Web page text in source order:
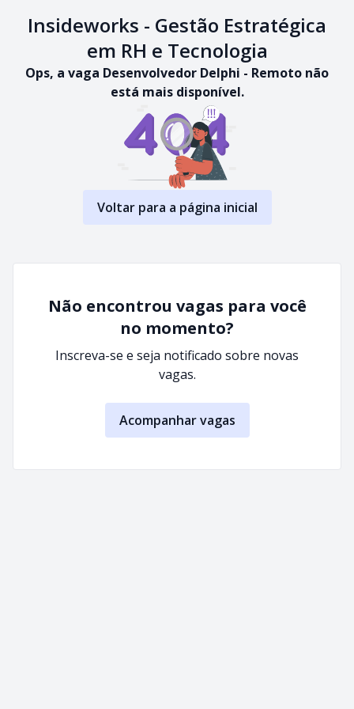
Insideworks - Gestão Estratégica
em RH e Tecnologia
Ops, a vaga Desenvolvedor Delphi - Remoto não
está mais disponível.
Voltar para a página inicial
Não encontrou vagas para você
no momento?
Inscreva-se e seja notificado sobre novas
vagas.
Acompanhar vagas